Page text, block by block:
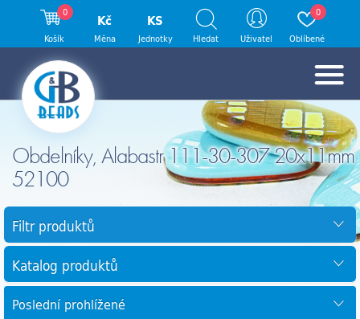
Obdelníky, Alabastr 111-30-307 20x11mm
52100
Filtr produktů
Katalog produktů
Poslední prohlížené
0
Košík
Kč
Měna
KS
Jednotky Hledat Uživatel
0
Oblíbené